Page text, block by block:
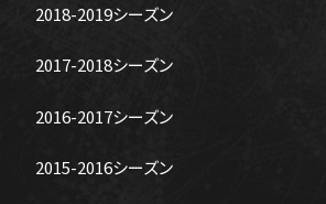
2018-2019シーズン
2017-2018シーズン
2016-2017シーズン
2015-2016シーズン